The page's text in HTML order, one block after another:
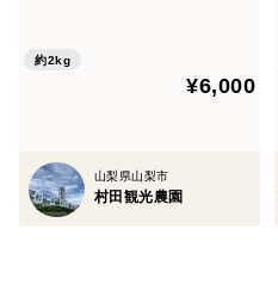
約2kg
¥6,000
山梨県山梨市
村田観光農園